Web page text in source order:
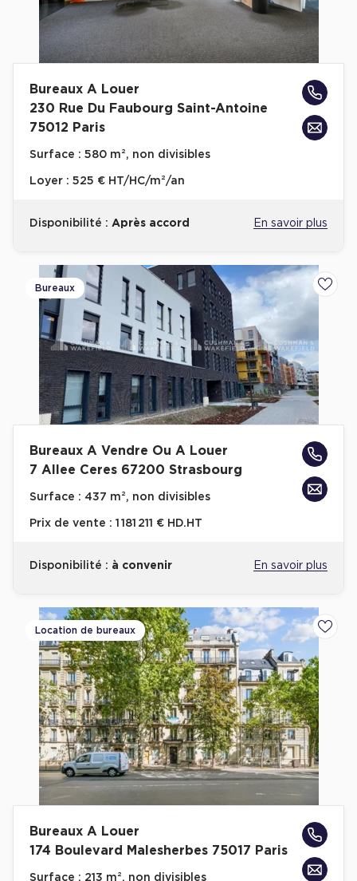
Bureaux A Louer
230 Rue Du Faubourg Saint-Antoine
75012 Paris
Surface : 580 m², non divisibles
Loyer : 525 € HT/HC/m²/an
Disponibilité : Après accord En savoir plus
Bureaux
Bureaux A Vendre Ou A Louer
7 Allee Ceres 67200 Strasbourg
Surface : 437 m², non divisibles
Prix de vente : 1 181 211 € HD.HT
Disponibilité : à convenir En savoir plus
Location de bureaux
Bureaux A Louer
174 Boulevard Malesherbes 75017 Paris
Surface : 213 m², non divisibles